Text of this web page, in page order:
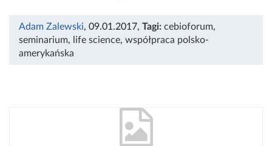
Adam Zalewski, 09.01.2017, Tagi: cebioforum,
seminarium, life science, współpraca polsko-
amerykańska